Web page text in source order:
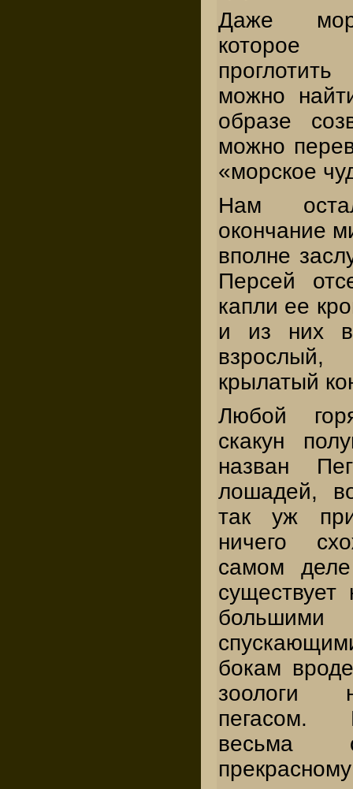
Даже
можно
образе
можно
«морское
Нам
окончание
вполне
Персей
капли ее
и из них
крылатый
Любой
скакун
назван
лошадей,
так уж
ничего
самом
бокам
зоологи
пегасом.
весьма